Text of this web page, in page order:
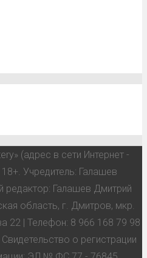
(адрес в сети Интернет -
Учредитель: Галашев
редактор: Галашев Дмитрий
область, г. Дмитров, мкр.
22 | Телефон: 8 966 168 79 98
о регистрации